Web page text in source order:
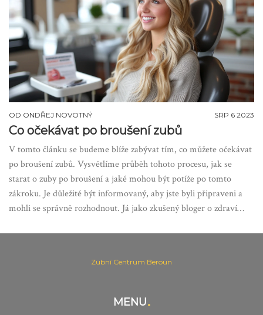
OD ONDŘEJ NOVOTNÝ SRP 6 2023
Co očekávat po broušení zubů
V tomto článku se budeme blíže zabývat tím, co můžete očekávat
po broušení zubů. Vysvětlíme průběh tohoto procesu, jak se
starat o zuby po broušení a jaké mohou být potíže po tomto
zákroku. Je důležité být informovaný, aby jste byli připraveni a
mohli se správně rozhodnout. Já jako zkušený bloger o zdraví
Zubní Centrum Beroun
MENU